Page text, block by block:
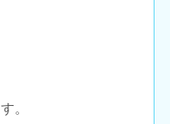
。